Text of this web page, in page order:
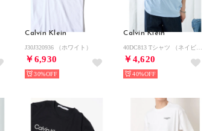
Calvin Klein
J30J320936 （ホワイト）
￥6,930
30%
Calvin Klein
￥4,620
40%